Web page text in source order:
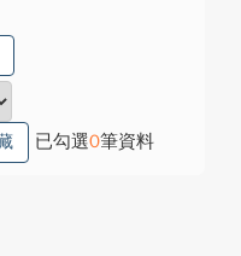
已勾選0筆資料